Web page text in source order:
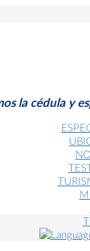
la cédula y